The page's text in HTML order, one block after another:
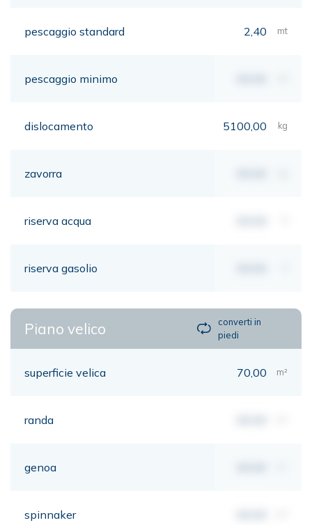
pescaggio standard 2,40 mt
pescaggio minimo
dislocamento 5100,00 kg
zavorra
riserva acqua
riserva gasolio
Piano velico
converti in
piedi
superficie velica 70,00 m²
randa
genoa
spinnaker